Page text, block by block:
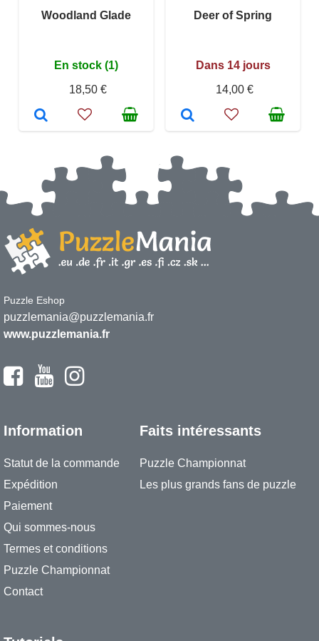
Woodland Glade
En stock (1)
18,50 €
Deer of Spring
Dans 14 jours
14,00 €
Puzzle Eshop
puzzlemania@puzzlemania.fr
www.puzzlemania.fr
Information
Statut de la commande
Expédition
Paiement
Qui sommes-nous
Termes et conditions
Puzzle Championnat
Contact
Faits intéressants
Puzzle Championnat
Les plus grands fans de puzzle